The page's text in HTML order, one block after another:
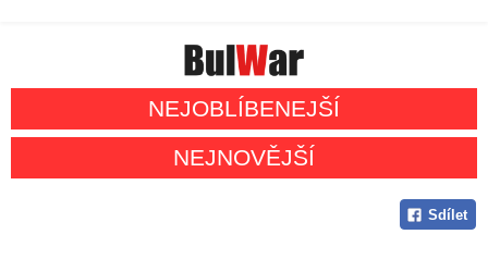
NEJOBLÍBENEJŠÍ
NEJNOVĚJŠÍ
Sdílet